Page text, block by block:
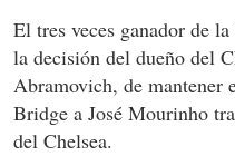
El tres veces ganador de la
la decisión del dueño del
Abramovich, de mantener
Bridge a José Mourinho
del Chelsea.